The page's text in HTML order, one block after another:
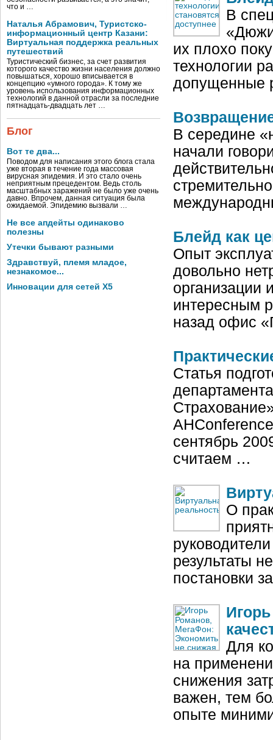
что и …
Наталья Абрамович, Туристско-
информационный центр Казани:
Виртуальная поддержка реальных
путешествий
Туристический бизнес, за счет развития
которого качество жизни населения должно
повышаться, хорошо вписывается в
концепцию «умного города». К тому же
уровень использования информационных
технологий в данной отрасли за последние
пятнадцать-двадцать лет …
Блог
Вот те два...
Поводом для написания этого блога стала
уже вторая в течение года массовая
вирусная эпидемия. И это стало очень
неприятным прецедентом. Ведь столь
масштабных заражений не было уже очень
давно. Впрочем, данная ситуация была
ожидаемой. Эпидемию вызвали …
Не все апдейты одинаково
полезны
Утечки бывают разными
Здравствуй, племя младое,
незнакомое...
Инновации для сетей X5
В
их плохо
технологии
допущенные
В середине
начали
Блейд как
Опыт
довольно
организации
интересным
назад офис
Статья
сентябрь
считаем …
О
результаты
постановки
Для
на
снижения
важен, тем
опыте